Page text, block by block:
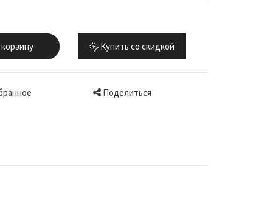
Купить со скидкой
Поделиться